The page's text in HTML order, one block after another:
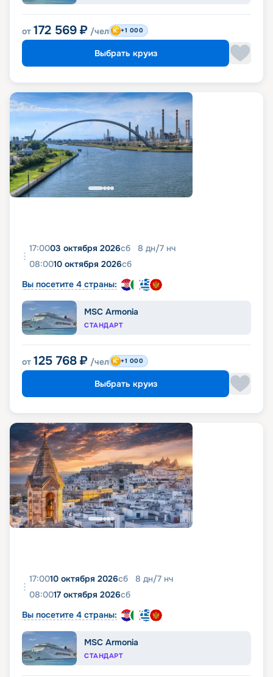
от 172 569 ₽ /чел +1 000
Выбрать круиз
17:0003 октября 2026сб 8 дн/7 нч
08:0010 октября 2026сб
Вы посетите 4 страны:
MSC Armonia
СТАНДАРТ
от 125 768 ₽ /чел +1 000
Выбрать круиз
17:0010 октября 2026сб 8 дн/7 нч
08:0017 октября 2026сб
Вы посетите 4 страны:
MSC Armonia
СТАНДАРТ